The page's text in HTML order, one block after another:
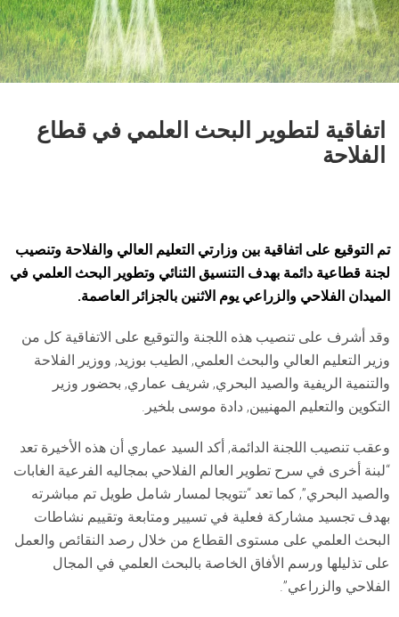
اتفاقية لتطوير البحث العلمي في قطاع
الفلاحة
تم التوقيع على اتفاقية بين وزارتي التعليم العالي والفلاحة وتنصيب
لجنة قطاعية دائمة بهدف التنسيق الثنائي وتطوير البحث العلمي في
الميدان الفلاحي والزراعي يوم الاثنين بالجزائر العاصمة.
وقد أشرف على تنصيب هذه اللجنة والتوقيع على الاتفاقية كل من
وزير التعليم العالي والبحث العلمي, الطيب بوزيد, ووزير الفلاحة
والتنمية الريفية والصيد البحري, شريف عماري, بحضور وزير
التكوين والتعليم المهنيين, دادة موسى بلخير.
وعقب تنصيب اللجنة الدائمة, أكد السيد عماري أن هذه الأخيرة تعد
“لبنة أخرى في سرح تطوير العالم الفلاحي بمجاليه الفرعية الغابات
والصيد البحري”, كما تعد “تتويجا لمسار شامل طويل تم مباشرته
بهدف تجسيد مشاركة فعلية في تسيير ومتابعة وتقييم نشاطات
البحث العلمي على مستوى القطاع من خلال رصد النقائص والعمل
على تذليلها ورسم الأفاق الخاصة بالبحث العلمي في المجال
الفلاحي والزراعي”.